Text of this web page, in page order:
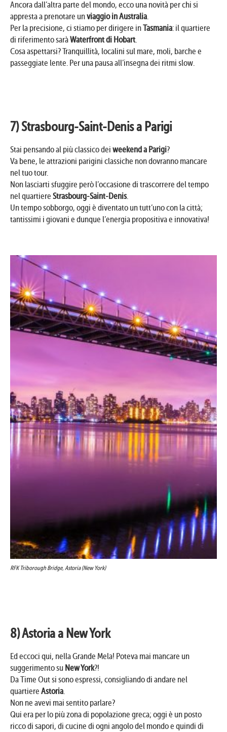
Ancora dall’altra parte del mondo, ecco una novità per chi si
appresta a prenotare unviaggio in Australia.
Per la precisione, ci stiamo per dirigere inTasmania: il quartiere
di riferimento saràWaterfront di Hobart.
Cosa aspettarsi? Tranquillità, localini sul mare, moli, barche e
passeggiate lente. Per una pausa all’insegna dei ritmi slow.
7) Strasbourg-Saint-Denis a Parigi
Stai pensando al più classico dei weekend a Parigi?
Va bene, le attrazioni parigini classiche non dovranno mancare
nel tuo tour.
Non lasciarti sfuggire però l’occasione di trascorrere del tempo
nel quartiere Strasbourg-Saint-Denis.
Un tempo sobborgo, oggi è diventato un tutt’uno con la città;
tantissimi i giovani e dunque l’energia propositiva e innovativa!
RFK Triborough Bridge, Astoria (New York)
8) Astoria a New York
Ed eccoci qui, nella Grande Mela! Poteva mai mancare un
suggerimento su New York?!
Da Time Out si sono espressi, consigliando di andare nel
quartiere Astoria.
Non ne avevi mai sentito parlare?
Qui era per lo più zona di popolazione greca; oggi è un posto
ricco di sapori, di cucine di ogni angolo del mondo e quindi di